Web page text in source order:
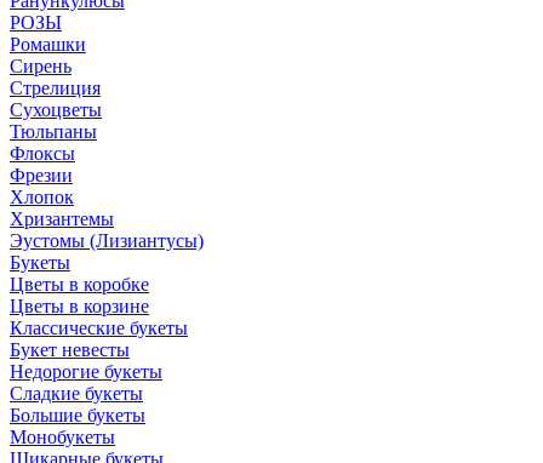
РОЗЫ
Ромашки
Сирень
Стрелиция
Сухоцветы
Тюльпаны
Флоксы
Фрезии
Хлопок
Хризантемы
Эустомы (Лизиантусы)
Букеты
Цветы в коробке
Цветы в корзине
Классические букеты
Букет невесты
Недорогие букеты
Сладкие букеты
Большие букеты
Монобукеты
Шикарные букеты